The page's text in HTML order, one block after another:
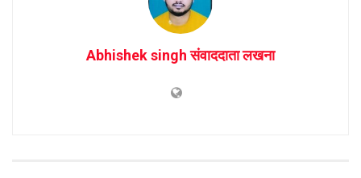
Abhishek singh संवाददाता लखना